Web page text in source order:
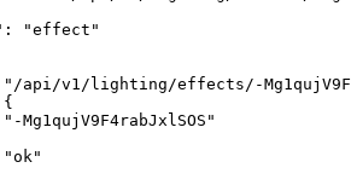
: "effect "
" /api/v1/lighting/effects/-
" -Mg1qujV9F4rabJxlSOS "
"ok "